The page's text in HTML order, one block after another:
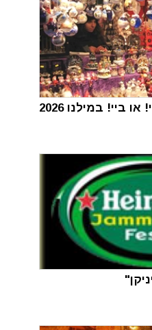
ביי! במילנו 2026